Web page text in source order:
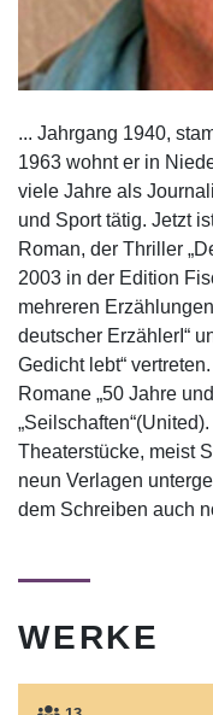
... Jahrgang 1940,
1963 wohnt er in
viele Jahre als
und Sport tätig. Jetzt
Roman, der Thriller
2003 in der Edition
mehreren
deutscher ErzählerI“
Gedicht lebt“
Romane „50 Jahre
Theaterstücke, meist
neun Verlagen
dem Schreiben auch
WERKE